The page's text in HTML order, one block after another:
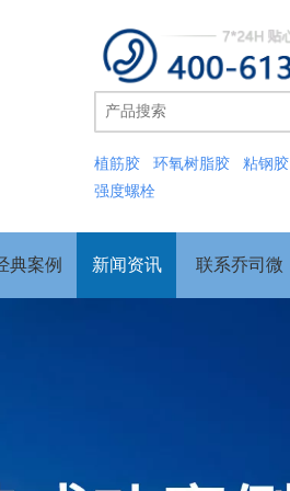
植筋胶 环氧树脂胶 粘钢胶
强度螺栓
典案例 新闻资讯 联系乔司微